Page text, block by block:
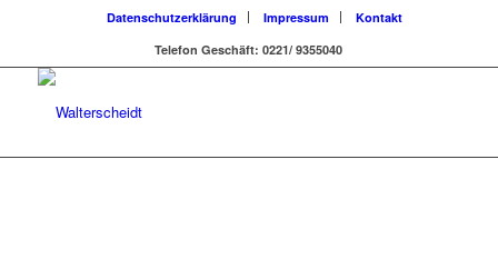
Datenschutzerklärung Impressum
Kontakt
Telefon Geschäft: 0221/ 9355040